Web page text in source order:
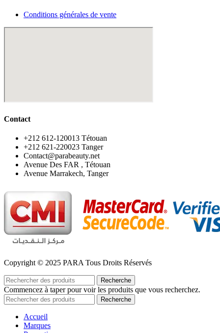
Conditions générales de vente
Contact
‪+212 612-120013 Tétouan
‪+212 621-220023 Tanger
Contact@parabeauty.net
Avenue Des FAR , Tétouan
Avenue Marrakech, Tanger
Copyright © 2025 PARA Tous Droits Réservés
Recherche
Commencez à taper pour voir les produits que vous recherchez.
Recherche
Accueil
Marques